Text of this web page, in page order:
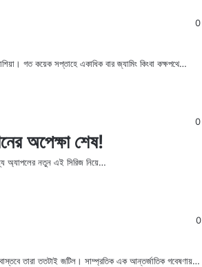
0
গত কয়েক সপ্তাহে একাধিক বার জ্যামিং কিংবা কক্ষপথে…
0
অপেক্ষা শেষ!
অ্যাপলের নতুন এই সিরিজ নিয়ে…
0
বাস্তবে তারা ততটাই জটিল। সাম্প্রতিক এক আন্তর্জাতিক গবেষণায়…